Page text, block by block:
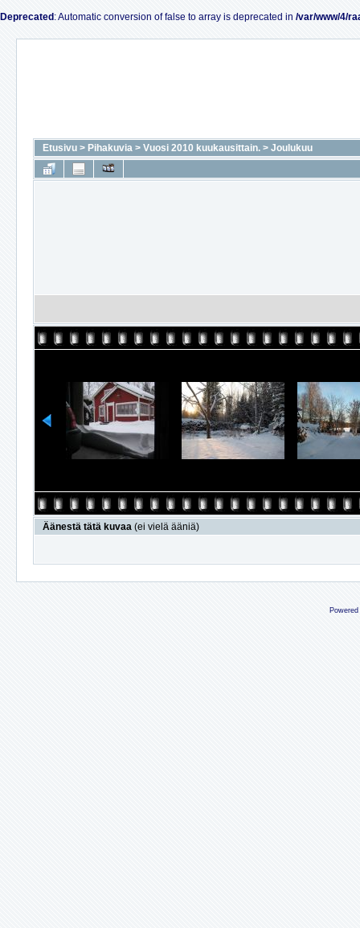
Deprecated : Automatic conversion of false to array is deprecated in /var/www/4/
Etusivu > Pihakuvia > Vuosi 2010 kuukausittain. > Joulukuu
Äänestä tätä kuvaa (ei vielä ääniä)